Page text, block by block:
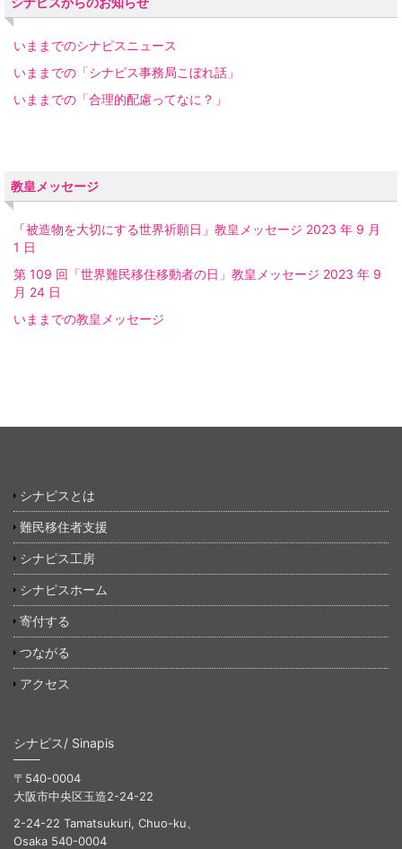
いままでのシナピスニュース
いままでの「シナピス事務局こぼれ話」
いままでの「合理的配慮ってなに？」
教皇メッセージ
「被造物を大切にする世界祈願日」教皇メッセージ 2023 年 9 月
1 日
第 109 回「世界難民移住移動者の日」教皇メッセージ 2023 年 9
月 24 日
いままでの教皇メッセージ
シナピスとは
難民移住者支援
シナピス工房
シナピスホーム
寄付する
つながる
アクセス
シナピス/ Sinapis
〒540-0004
大阪市中央区玉造2-24-22
2-24-22 Tamatsukuri, Chuo-ku、
Osaka 540-0004